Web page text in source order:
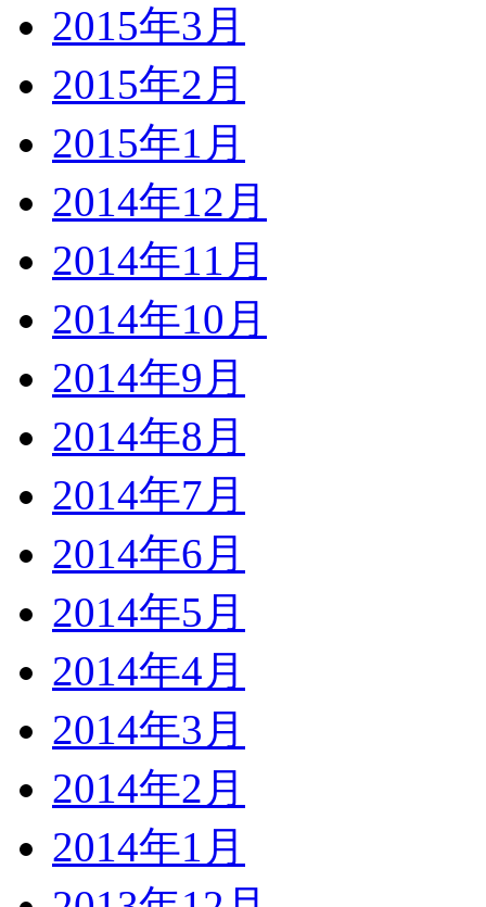
2015年3月
2015年2月
2015年1月
2014年12月
2014年11月
2014年10月
2014年9月
2014年8月
2014年7月
2014年6月
2014年5月
2014年4月
2014年3月
2014年2月
2014年1月